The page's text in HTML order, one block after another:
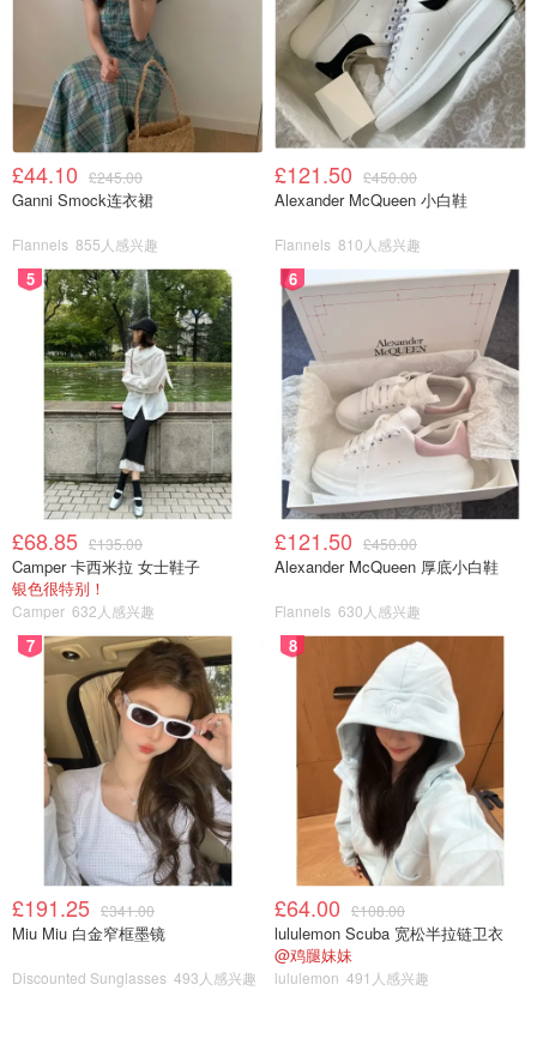
£44.10 £245.00
Ganni Smock连衣裙
Flannels 855人感兴趣
£121.50 £450.00
Alexander McQueen 小白鞋
Flannels 810人感兴趣
5
£68.85 £135.00
Camper 卡西米拉 女士鞋子
银色很特别！
Camper 632人感兴趣
6
£121.50 £450.00
Alexander McQueen 厚底小白鞋
Flannels 630人感兴趣
7
£191.25 £341.00
Miu Miu 白金窄框墨镜
Discounted Sunglasses 493人感兴趣
8
£64.00 £108.00
lululemon Scuba 宽松半拉链卫衣
@鸡腿妹妹
lululemon 491人感兴趣